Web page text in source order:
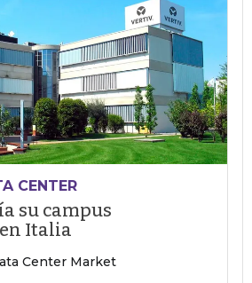
CENTER
su campus
Italia
Center Market